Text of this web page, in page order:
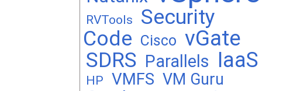
RVTools
Security
Code Cisco vGate
SDRS Parallels IaaS
HP VMFS VM Guru